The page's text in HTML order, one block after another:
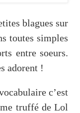
blagues sur
toutes simples
entre soeurs.
adorent !
c’est
truffé de Lol